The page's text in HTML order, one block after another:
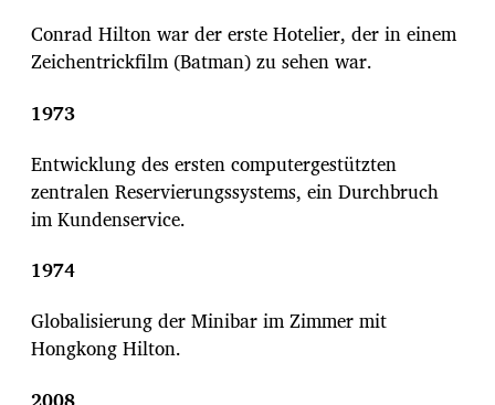
Conrad Hilton war der erste Hotelier, der in einem
Zeichentrickfilm (Batman) zu sehen war.
1973
Entwicklung des ersten computergestützten
zentralen Reservierungssystems, ein Durchbruch
im Kundenservice.
1974
Globalisierung der Minibar im Zimmer mit
Hongkong Hilton.